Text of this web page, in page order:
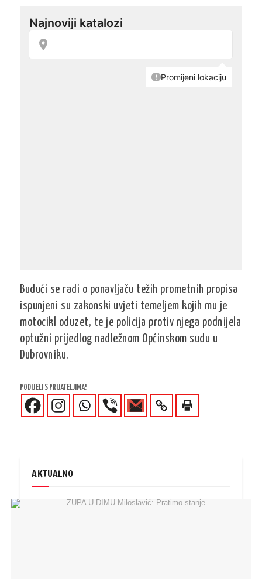
Budući se radi o ponavljaču težih prometnih propisa
ispunjeni su zakonski uvjeti temeljem kojih mu je
motocikl oduzet, te je policija protiv njega podnijela
optužni prijedlog nadležnom Općinskom sudu u
Dubrovniku.
PODIJELI S PRIJATELJIMA!
AKTUALNO